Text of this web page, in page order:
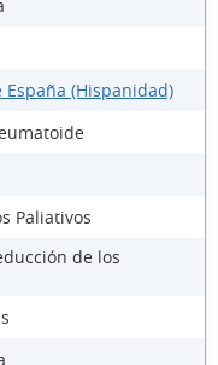
(Hispanidad)
Paliativos
de los